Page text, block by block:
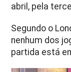
abril, pela
Segundo o
nenhum dos
partida está